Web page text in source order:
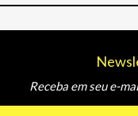
Receba em seu e-